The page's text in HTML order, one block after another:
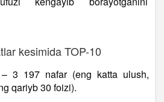
kesimida TOP-10
– 3 197 nafar (eng katta ulush,
qariyb 30 foizi).